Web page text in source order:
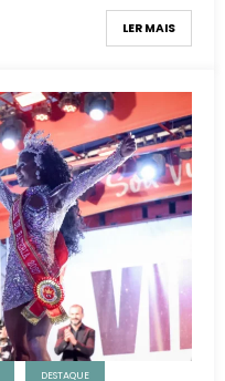
LER MAIS
DESTAQUE